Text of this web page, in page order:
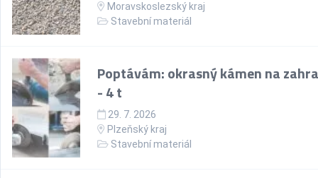
Moravskoslezský kraj
Stavební materiál
Poptávám: okrasný kámen na
- 4 t
29. 7. 2026
Plzeňský kraj
Stavební materiál